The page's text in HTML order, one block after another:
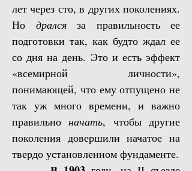
лет через сто, в других поколениях.
Но дралсяза правильность ее
подготовки так, как будто ждал ее
со дня на день. Это и есть эффект
«всемирной личности»,
понимающей, что ему отпущено не
так уж много времени, и важно
правильноначать, чтобы другие
поколения довершили начатое на
твердо установленном фундаменте.